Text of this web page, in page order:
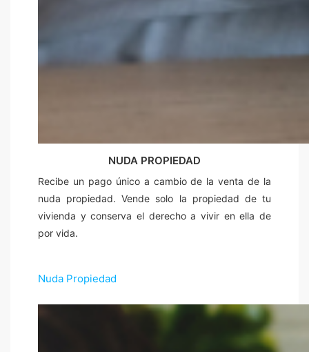
NUDA PROPIEDAD
Recibe un pago único a cambio de la venta de la
nuda propiedad. Vende solo la propiedad de tu
vivienda y conserva el derecho a vivir en ella de
por vida.
Nuda Propiedad